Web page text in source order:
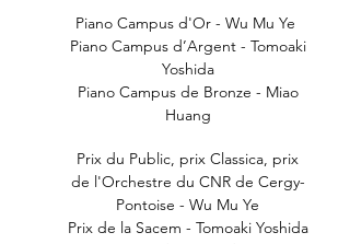
Piano Campus d'Or - Wu Mu Ye
Piano Campus d’Argent - Tomoaki
Yoshida
Piano Campus de Bronze - Miao
Huang
Prix du Public, prix Classica, prix
de l'Orchestre du CNR de Cergy-
Pontoise - Wu Mu Ye
Prix de la Sacem - Tomoaki Yoshida